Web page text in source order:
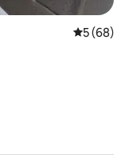
平均评分
5 (68)